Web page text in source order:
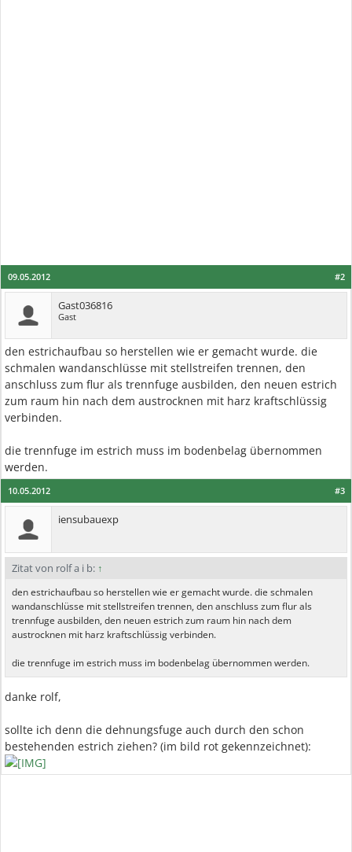
#2
09.05.2012
Gast036816
Gast
den estrichaufbau so herstellen wie er gemacht wurde. die
schmalen wandanschlüsse mit stellstreifen trennen, den
anschluss zum flur als trennfuge ausbilden, den neuen estrich
zum raum hin nach dem austrocknen mit harz kraftschlüssig
verbinden.
die trennfuge im estrich muss im bodenbelag übernommen
werden.
#3
10.05.2012
iensubauexp
Zitat von rolf a i b: ↑
den estrichaufbau so herstellen wie er gemacht wurde. die schmalen
wandanschlüsse mit stellstreifen trennen, den anschluss zum flur als
trennfuge ausbilden, den neuen estrich zum raum hin nach dem
austrocknen mit harz kraftschlüssig verbinden.
die trennfuge im estrich muss im bodenbelag übernommen werden.
danke rolf,
sollte ich denn die dehnungsfuge auch durch den schon
bestehenden estrich ziehen? (im bild rot gekennzeichnet):